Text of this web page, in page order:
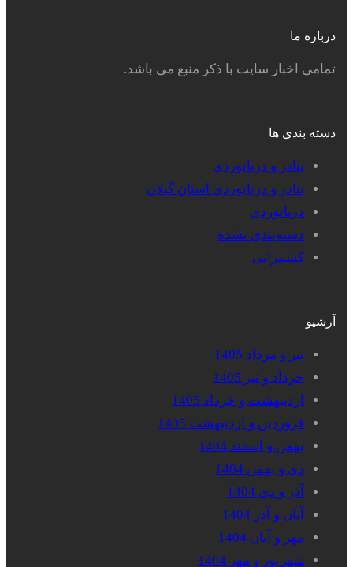
درباره ما
تمامی اخبار سایت با ذکر منبع می باشد.
دسته بندی ها
بنادر و دریانوردی
بنادر و دریانوردی استان گیلان
دریانوردی
دسته‌بندی نشده
کشتیرانی
آرشیو
تیر و مرداد 1405
خرداد و تیر 1405
اردیبهشت و خرداد 1405
فروردین و اردیبهشت 1405
بهمن و اسفند 1404
دی و بهمن 1404
آذر و دی 1404
آبان و آذر 1404
مهر و آبان 1404
شهریور و مهر 1404